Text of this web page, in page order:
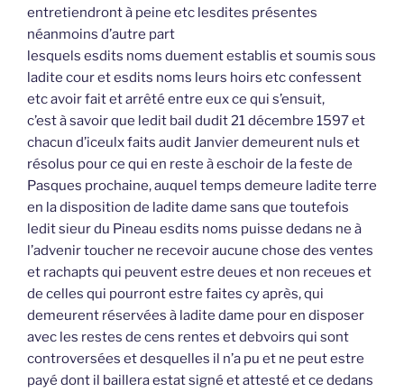
entretiendront à peine etc lesdites présentes
néanmoins d’autre part
lesquels esdits noms duement establis et soumis sous
ladite cour et esdits noms leurs hoirs etc confessent
etc avoir fait et arrêté entre eux ce qui s’ensuit,
c’est à savoir que ledit bail dudit 21 décembre 1597 et
chacun d’iceulx faits audit Janvier demeurent nuls et
résolus pour ce qui en reste à eschoir de la feste de
Pasques prochaine, auquel temps demeure ladite terre
en la disposition de ladite dame sans que toutefois
ledit sieur du Pineau esdits noms puisse dedans ne à
l’advenir toucher ne recevoir aucune chose des ventes
et rachapts qui peuvent estre deues et non receues et
de celles qui pourront estre faites cy après, qui
demeurent réservées à ladite dame pour en disposer
avec les restes de cens rentes et debvoirs qui sont
controversées et desquelles il n’a pu et ne peut estre
payé dont il baillera estat signé et attesté et ce dedans